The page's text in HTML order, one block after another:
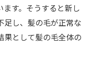
す。そうすると新し
足し、髪の毛が正常な
果として髪の毛全体の